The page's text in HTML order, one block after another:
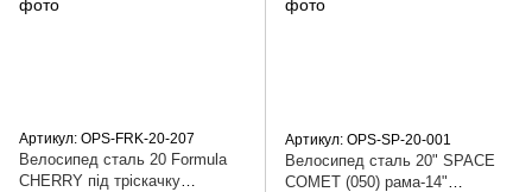
Артикул: OPS-FRK-20-207
Велосипед сталь 20 Formula
CHERRY під тріскачку
Артикул: OPS-SP-20-001
Велосипед сталь 20" SPACE
COMET (050) рама-14"